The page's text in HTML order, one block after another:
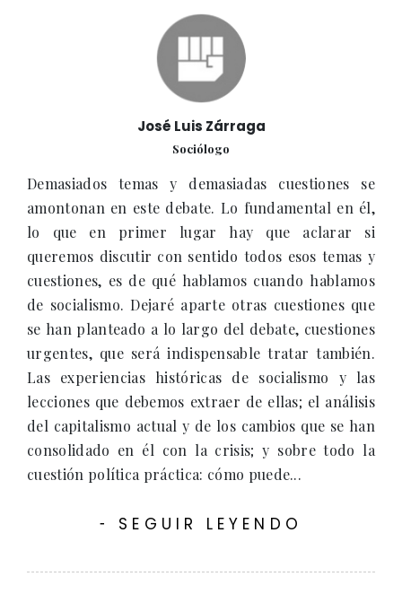
José Luis Zárraga
Sociólogo
Demasiados temas y demasiadas cuestiones se
amontonan en este debate. Lo fundamental en él,
lo que en primer lugar hay que aclarar si
queremos discutir con sentido todos esos temas y
cuestiones, es de qué hablamos cuando hablamos
de socialismo. Dejaré aparte otras cuestiones que
se han planteado a lo largo del debate, cuestiones
urgentes, que será indispensable tratar también.
Las experiencias históricas de socialismo y las
lecciones que debemos extraer de ellas; el análisis
del capitalismo actual y de los cambios que se han
consolidado en él con la crisis; y sobre todo la
cuestión política práctica: cómo puede...
- SEGUIR LEYENDO